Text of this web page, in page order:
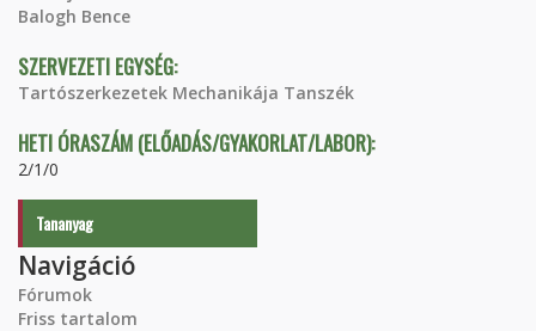
Balogh Bence
SZERVEZETI EGYSÉG:
Tartószerkezetek Mechanikája Tanszék
HETI ÓRASZÁM (ELŐADÁS/GYAKORLAT/LABOR):
2/1/0
Tananyag
Navigáció
Fórumok
Friss tartalom